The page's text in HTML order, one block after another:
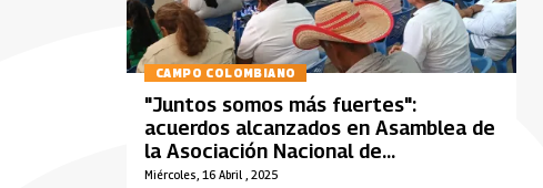
CAMPO COLOMBIANO
Miércoles, 16 Abril , 2025
"Juntos somos más fuertes":
acuerdos alcanzados en Asamblea de
la Asociación Nacional de
Campesinos